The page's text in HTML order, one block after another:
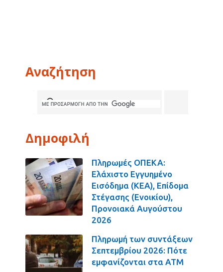
Αναζήτηση
Δημοφιλή
Πληρωμές ΟΠΕΚΑ:
Ελάχιστο Εγγυημένο
Εισόδημα (ΚΕΑ), Επίδομα
Στέγασης (Ενοικίου),
Προνοιακά Αυγούστου
2026
Πληρωμή των συντάξεων
Σεπτεμβρίου 2026: Πότε
εμφανίζονται στα ΑΤΜ